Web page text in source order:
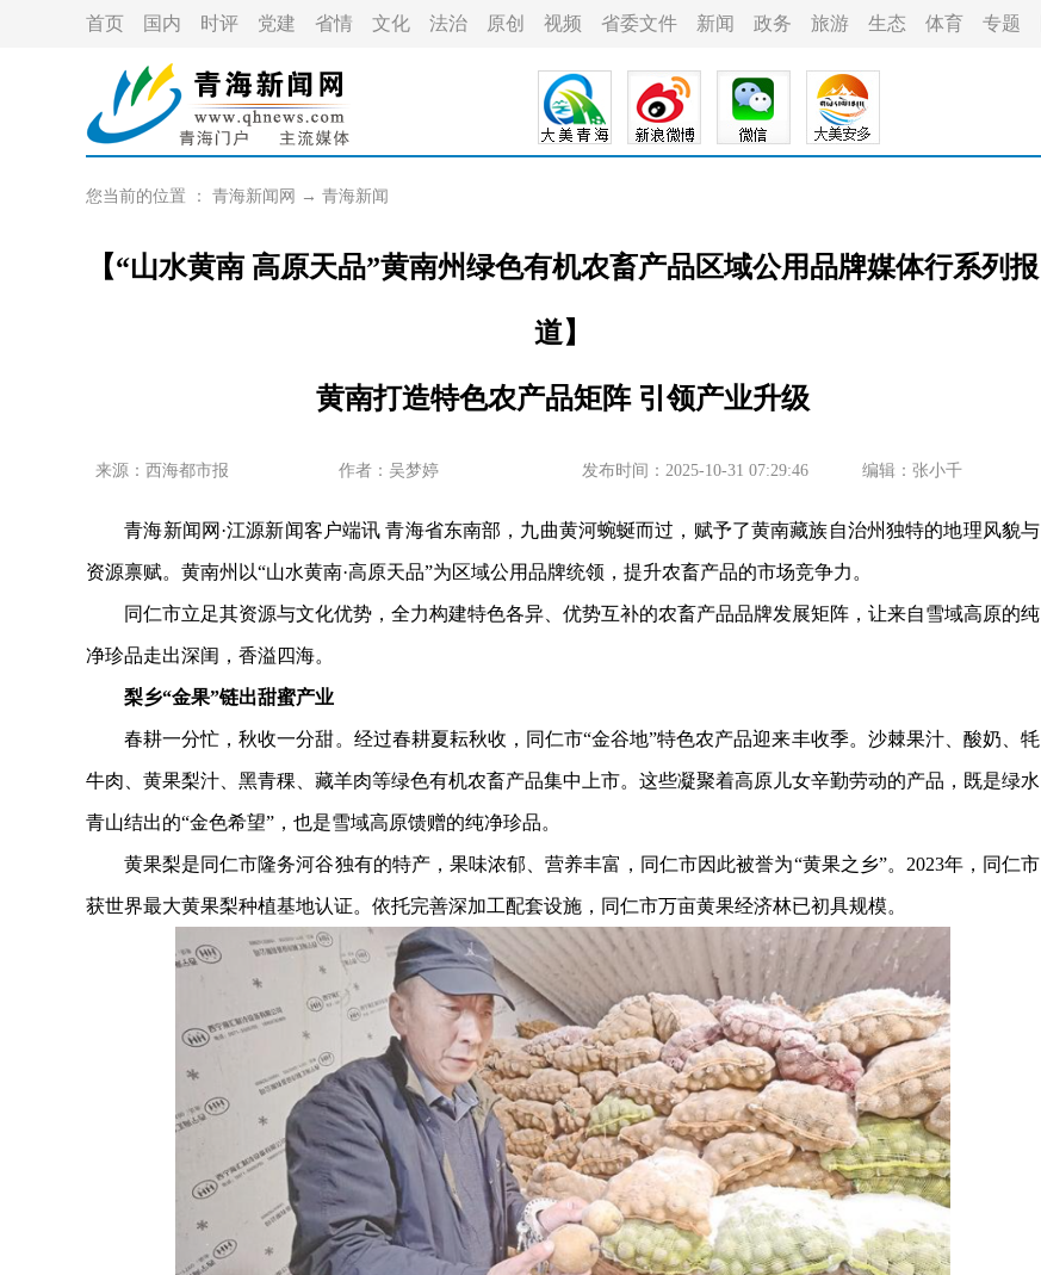
首页 国内 时评 党建 省情 文化 法治 原创 视频 省委文件 新闻 政务 旅游 生态 体育 专题
您当前的位置 ： 青海新闻网 → 青海新闻
【“山水黄南 高原天品”黄南州绿色有机农畜产品区域公用品牌媒体行系列报
道】
黄南打造特色农产品矩阵 引领产业升级
来源： 西海都市报 作者： 吴梦婷 发布时间：2025-10-31 07:29:46 编辑：张小千
青海新闻网·江源新闻客户端讯 青海省东南部，九曲黄河蜿蜒而过，赋予了黄南藏族自治州独特的地理风貌与
资源禀赋。黄南州以“山水黄南·高原天品”为区域公用品牌统领，提升农畜产品的市场竞争力。
同仁市立足其资源与文化优势，全力构建特色各异、优势互补的农畜产品品牌发展矩阵，让来自雪域高原的纯
净珍品走出深闺，香溢四海。
梨乡“金果”链出甜蜜产业
春耕一分忙，秋收一分甜。经过春耕夏耘秋收，同仁市“金谷地”特色农产品迎来丰收季。沙棘果汁、酸奶、牦
牛肉、黄果梨汁、黑青稞、藏羊肉等绿色有机农畜产品集中上市。这些凝聚着高原儿女辛勤劳动的产品，既是绿水
青山结出的“金色希望”，也是雪域高原馈赠的纯净珍品。
黄果梨是同仁市隆务河谷独有的特产，果味浓郁、营养丰富，同仁市因此被誉为“黄果之乡”。2023年，同仁市
获世界最大黄果梨种植基地认证。依托完善深加工配套设施，同仁市万亩黄果经济林已初具规模。